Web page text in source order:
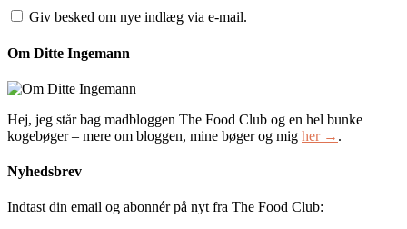
Giv besked om nye indlæg via e-mail.
Om Ditte Ingemann
Hej, jeg står bag madbloggen The Food Club og en hel bunke
kogebøger – mere om bloggen, mine bøger og mig her → .
Nyhedsbrev
Indtast din email og abonnér på nyt fra The Food Club: